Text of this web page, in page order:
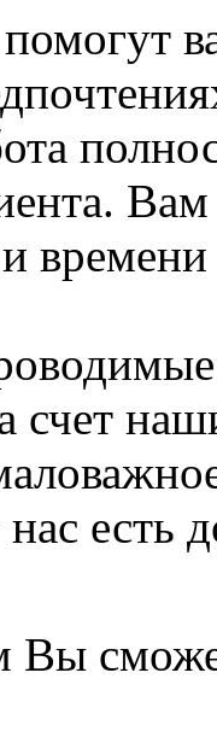
Вам
счет
есть